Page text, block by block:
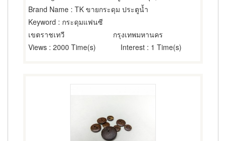
Brand Name : TK ขายกระดุม ประตูน้ำ
Keyword : กระดุมแฟนซี
เขตราชเทวี
กรุงเทพมหานคร
Views : 2000 Time(s) Interest : 1 Time(s)